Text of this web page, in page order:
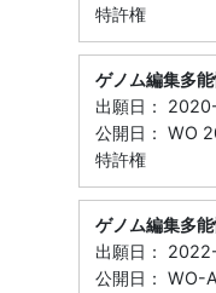
特許権
ゲノム編集多
出願日：
公開日： WO
特許権
ゲノム編集多
出願日：
公開日：